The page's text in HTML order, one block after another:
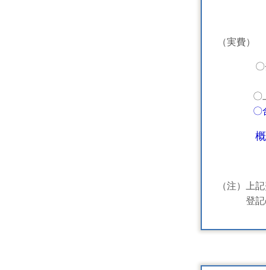
（実費）
〇登録
〇上記
（注）上
登記の